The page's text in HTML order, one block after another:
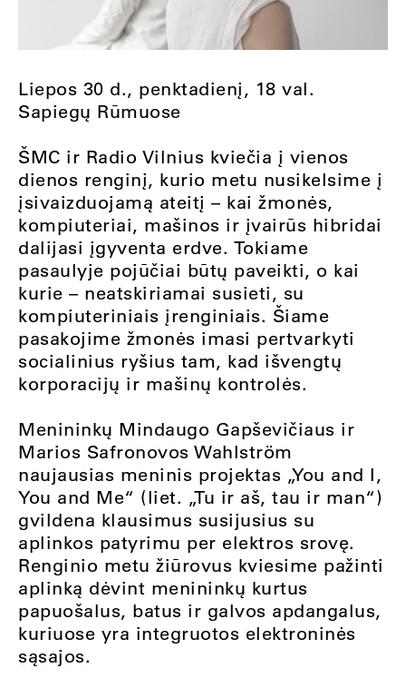
Liepos 30 d., penktadienį, 18 val.
Sapiegų Rūmuose
ŠMC ir Radio Vilnius kviečia į vienos
dienos renginį, kurio metu nusikelsime į
įsivaizduojamą ateitį – kai žmonės,
kompiuteriai, mašinos ir įvairūs hibridai
dalijasi įgyventa erdve. Tokiame
pasaulyje pojūčiai būtų paveikti, o kai
kurie – neatskiriamai susieti, su
kompiuteriniais įrenginiais. Šiame
pasakojime žmonės imasi pertvarkyti
socialinius ryšius tam, kad išvengtų
korporacijų ir mašinų kontrolės.
Menininkų Mindaugo Gapševičiaus ir
Marios Safronovos Wahlström
naujausias meninis projektas „You and I,
You and Me“ (liet. „Tu ir aš, tau ir man“)
gvildena klausimus susijusius su
aplinkos patyrimu per elektros srovę.
Renginio metu žiūrovus kviesime pažinti
aplinką dėvint menininkų kurtus
papuošalus, batus ir galvos apdangalus,
kuriuose yra integruotos elektroninės
sąsajos.